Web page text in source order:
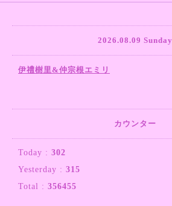
2026.08.09 Sunday
伊禮樹里&仲宗根エミリ
カウンター
Today : 302
Yesterday : 315
Total : 356455